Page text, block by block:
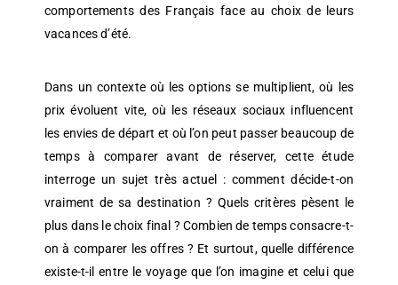
comportements des Français face au choix de leurs
vacances d’été.
Dans un contexte où les options se multiplient, où les
prix évoluent vite, où les réseaux sociaux influencent
les envies de départ et où l’on peut passer beaucoup de
temps à comparer avant de réserver, cette étude
interroge un sujet très actuel : comment décide-t-on
vraiment de sa destination ? Quels critères pèsent le
plus dans le choix final ? Combien de temps consacre-t-
on à comparer les offres ? Et surtout, quelle différence
existe-t-il entre le voyage que l’on imagine et celui que